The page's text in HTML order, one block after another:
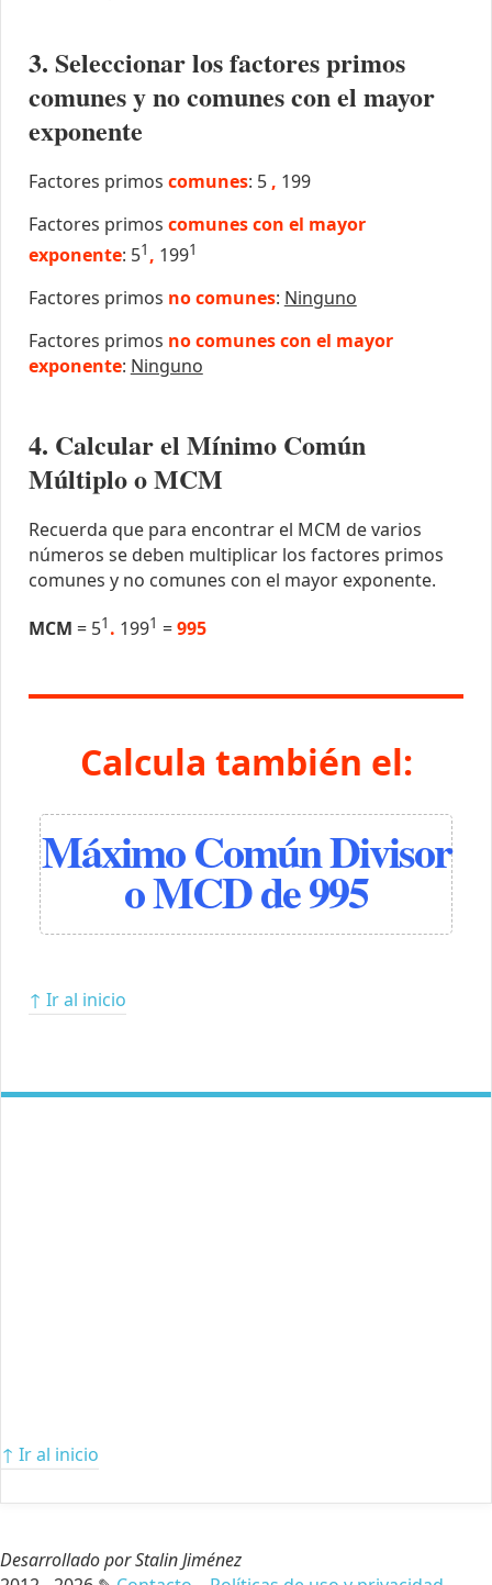
3. Seleccionar los factores primos
comunes y no comunes con el mayor
exponente
Factores primos comunes: 5 , 199
Factores primos comunes con el mayor
exponente: 51 , 1991
Factores primos no comunes: Ninguno
Factores primos no comunes con el mayor
exponente: Ninguno
4. Calcular el Mínimo Común
Múltiplo o MCM
Recuerda que para encontrar el MCM de varios
números se deben multiplicar los factores primos
comunes y no comunes con el mayor exponente.
MCM = 51 . 1991 =995
Calcula también el:
Máximo Común Divisor
o MCD de 995
↑ Ir al inicio
↑ Ir al inicio
Desarrollado por Stalin Jiménez